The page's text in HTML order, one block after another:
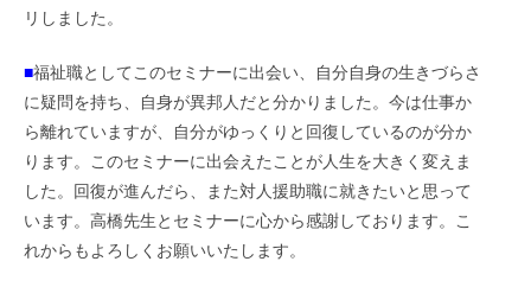
リしました。
■福祉職としてこのセミナーに出会い、自分自身の生きづらさ
に疑問を持ち、自身が異邦人だと分かりました。今は仕事か
ら離れていますが、自分がゆっくりと回復しているのが分か
ります。このセミナーに出会えたことが人生を大きく変えま
した。回復が進んだら、また対人援助職に就きたいと思って
います。高橋先生とセミナーに心から感謝しております。こ
れからもよろしくお願いいたします。